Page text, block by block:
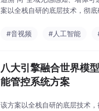
案以全栈自研的底层技术，彻
拼接与静态建
#音视频 #人工智能
八大引擎融合世界模
能管控系统方案
该方案以全栈自研的底层技术